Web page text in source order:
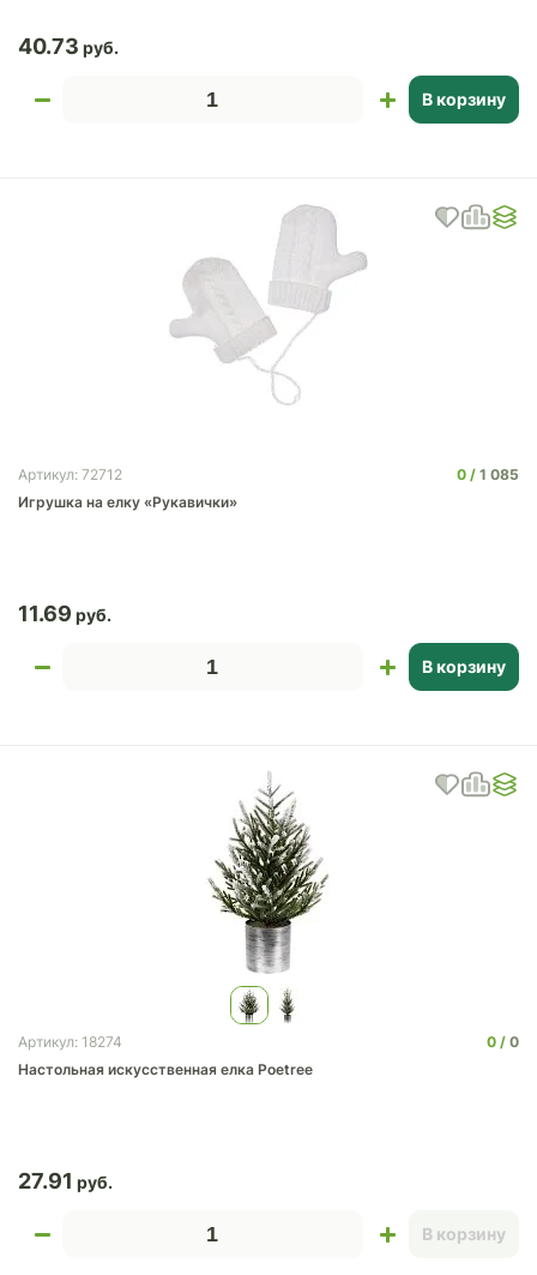
40.73
В корзину
Артикул: 72712 0
1 085
Игрушка на елку «Рукавички»
11.69
В корзину
Артикул: 18274 0
0
Настольная искусственная елка Poetree
27.91
В корзину